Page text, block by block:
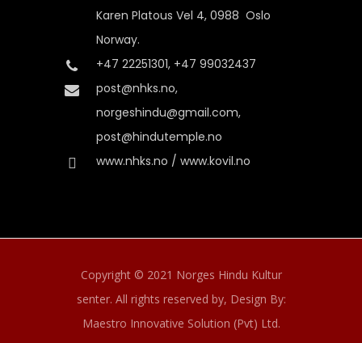
Karen Platous Vel 4, 0988 Oslo
Norway.
+47 22251301, +47 99032437
post@nhks.no,
norgeshindu@gmail.com,
post@hindutemple.no
www.nhks.no / www.kovil.no
Copyright © 2021 Norges Hindu Kultur
senter. All rights reserved by, Design By:
Maestro Innovative Solution (Pvt) Ltd.